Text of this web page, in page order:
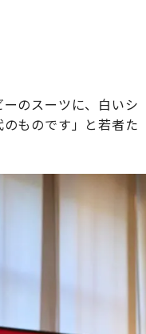
のスーツに、白いシ
ものです」と若者た